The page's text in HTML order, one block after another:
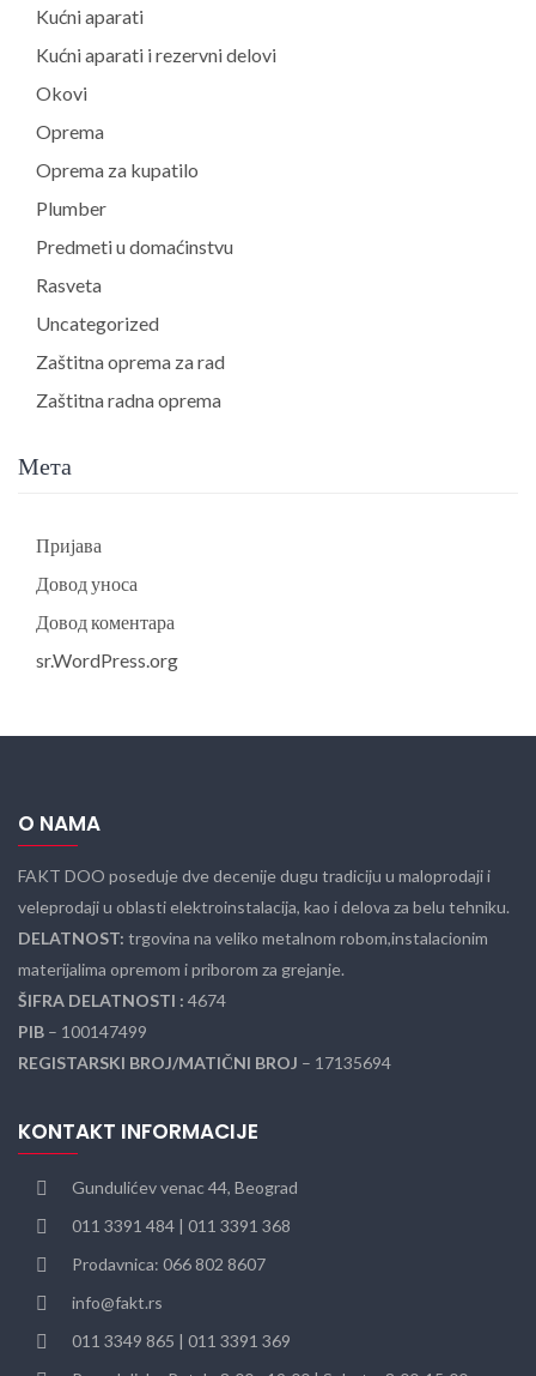
Kućni aparati
Kućni aparati i rezervni delovi
Okovi
Oprema
Oprema za kupatilo
Plumber
Predmeti u domaćinstvu
Rasveta
Uncategorized
Zaštitna oprema za rad
Zaštitna radna oprema
Мета
Пријава
Довод уноса
Довод коментара
sr.WordPress.org
O NAMA
FAKT DOO poseduje dve decenije dugu tradiciju u maloprodaji i
veleprodaji u oblasti elektroinstalacija, kao i delova za belu tehniku.
DELATNOST: trgovina na veliko metalnom robom,instalacionim
materijalima opremom i priborom za grejanje.
ŠIFRA DELATNOSTI : 4674
PIB – 100147499
REGISTARSKI BROJ/MATIČNI BROJ – 17135694
KONTAKT INFORMACIJE
Gundulićev venac 44, Beograd
011 3391 484 | 011 3391 368
Prodavnica: 066 802 8607
info@fakt.rs
011 3349 865 | 011 3391 369